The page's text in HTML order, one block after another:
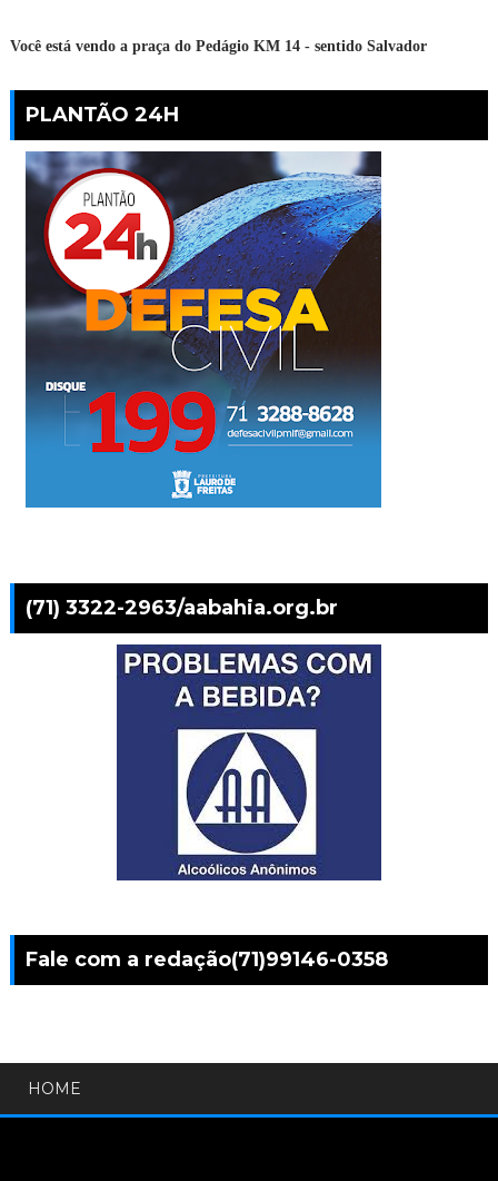
Você está vendo a praça do Pedágio KM 14 - sentido Salvador
PLANTÃO 24H
(71) 3322-2963/aabahia.org.br
Fale com a redação(71)99146-0358
HOME